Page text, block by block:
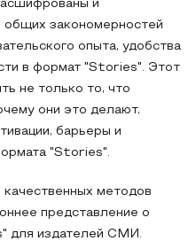
и
общих закономерностей
опыта, удобства
в формат "Stories". Этот
не только то, что
они это делают,
барьеры и
"Stories".
методов
представление о
для издателей СМИ.